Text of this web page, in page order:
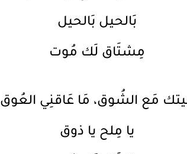
بَالحيل بَالحيل
مِشتَاق لَك مُوت
مَع الشُوق، مَا عَاقنِي العُوق
يا مِلح يا ذوق